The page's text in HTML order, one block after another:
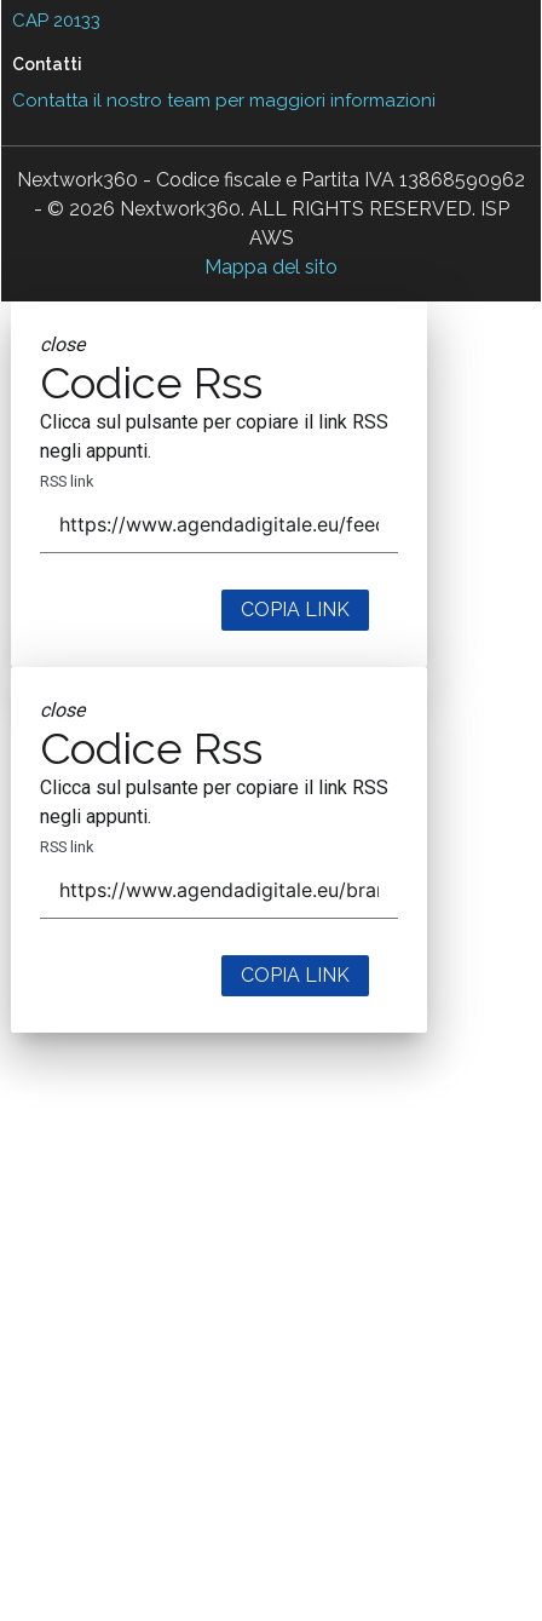
CAP 20133
Contatti
Contatta il nostro team per maggiori informazioni
Nextwork360 - Codice fiscale e Partita IVA 13868590962
- © 2026 Nextwork360. ALL RIGHTS RESERVED. ISP
AWS
Mappa del sito
close
Codice Rss
Clicca sul pulsante per copiare il link RSS
negli appunti.
RSS link
COPIA LINK
close
Codice Rss
Clicca sul pulsante per copiare il link RSS
negli appunti.
RSS link
COPIA LINK